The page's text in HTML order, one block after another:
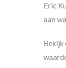
Eric
aan
Bekijk